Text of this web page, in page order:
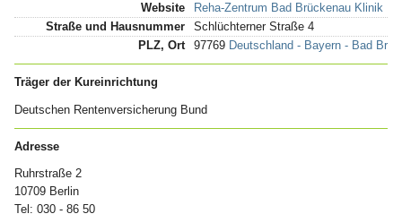
Website
Reha-Zentrum Bad Brückenau Klinik
Straße und Hausnummer
Schlüchterner Straße 4
PLZ, Ort
97769 Deutschland - Bayern - Bad
Träger der Kureinrichtung
Deutschen Rentenversicherung Bund
Adresse
Ruhrstraße 2
10709 Berlin
Tel: 030 - 86 50